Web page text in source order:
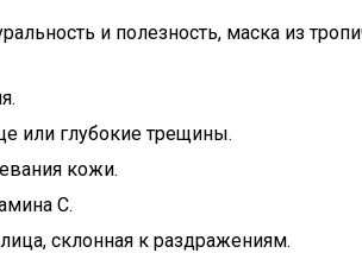
и полезность, маска из
или глубокие трещины.
кожи.
С.
склонная к раздражениям.